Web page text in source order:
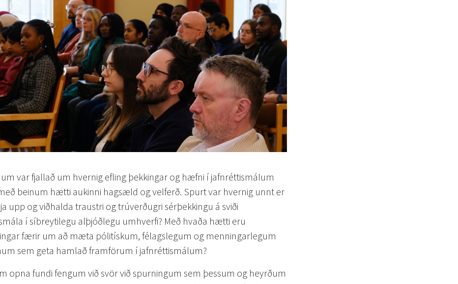
var fjallað um hvernig efling þekkingar og hæfni í jafnréttismálum
beinum hætti aukinni hagsæld og velferð. Spurt var hvernig unnt er
upp og viðhalda traustri og trúverðugri sérþekkingu á sviði
í síbreytilegu alþjóðlegu umhverfi? Með hvaða hætti eru
færir um að mæta pólitískum, félagslegum og menningarlegum
sem geta hamlað framförum í jafnréttismálum?
opna fundi fengum við svör við spurningum sem þessum og heyrðum